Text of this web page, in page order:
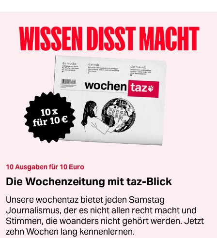
10 Ausgaben für 10 Euro
Die Wochenzeitung mit taz-Blick
Unsere wochentaz bietet jeden Samstag
Journalismus, der es nicht allen recht macht und
Stimmen, die woanders nicht gehört werden. Jetzt
zehn Wochen lang kennenlernen.